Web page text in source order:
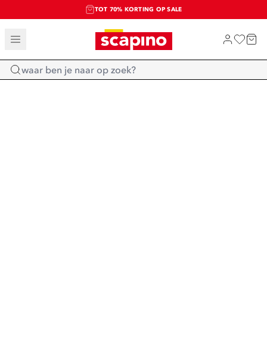
TOT 70% KORTING OP SALE
SALE: LAATSTE KANS!
SHOP NIEUW
Home